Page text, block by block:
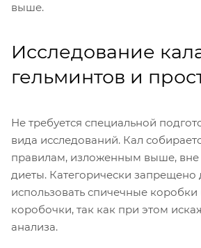
выше.
Исследование
гельминтов и
Не требуется специальной
вида исследований. Кал
правилам, изложенным выше, вне
диеты. Категорически запрещено
использовать спичечные
коробочки, так как при этом
анализа.